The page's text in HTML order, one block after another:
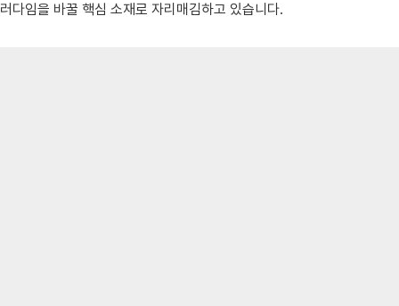
러다임을 바꿀 핵심 소재로 자리매김하고 있습니다.